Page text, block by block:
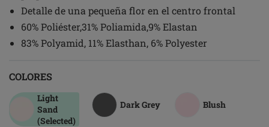
Detalle de una pequeña flor en el centro frontal
60% Poliéster,31% Poliamida,9% Elastan
83% Polyamid, 11% Elasthan, 6% Polyester
COLORES
Light
Sand
(Selected)
Dark Grey Blush